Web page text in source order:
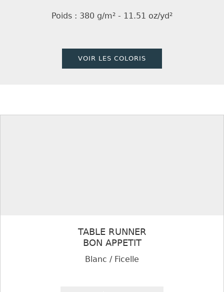
Poids : 380 g/m² - 11.51 oz/yd²
VOIR LES COLORIS
TABLE RUNNER
BON APPETIT
Blanc / Ficelle